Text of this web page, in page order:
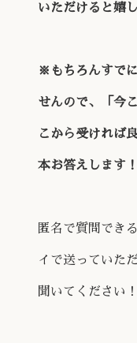
いただけると嬉
※もちろんすで
せんので、「今
こから受ければ
本お答えします
匿名で質問でき
イで送っていた
聞いてください！